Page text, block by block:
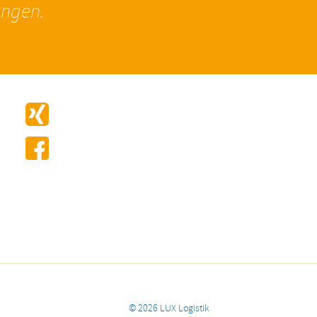
© 2026 LUX Logistik